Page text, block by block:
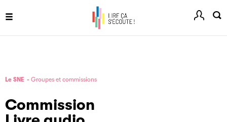
Le SNE Groupes et commissions
Commission